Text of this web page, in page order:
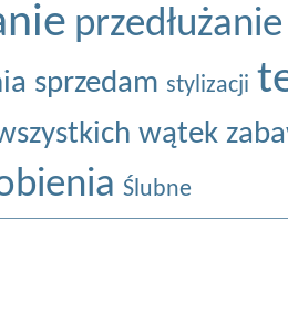
sprzedam stylizacji
wątek
Ślubne